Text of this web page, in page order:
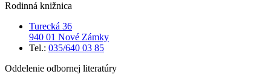
Rodinná knižnica
Turecká 36
940 01 Nové Zámky
Tel.: 035/640 03 85
Oddelenie odbornej literatúry